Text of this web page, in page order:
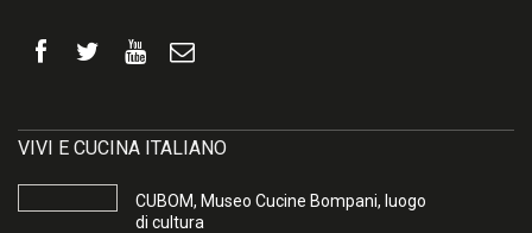
VIVI E CUCINA ITALIANO
CUBOM, Museo Cucine Bompani, luogo
di cultura